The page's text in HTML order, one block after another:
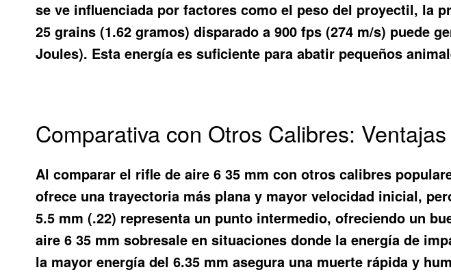
se ve influenciada por factores como el peso del proyectil, la
25 grains (1.62 gramos) disparado a 900 fps (274 m/s) puede
Joules). Esta energía es suficiente para abatir pequeños
Comparativa con Otros Calibres:
Al comparar el rifle de aire 6 35 mm con otros calibres
ofrece una trayectoria más plana y mayor velocidad inicial,
5.5 mm (.22) representa un punto intermedio, ofreciendo un
aire 6 35 mm sobresale en situaciones donde la energía de
la mayor energía del 6.35 mm asegura una muerte rápida y